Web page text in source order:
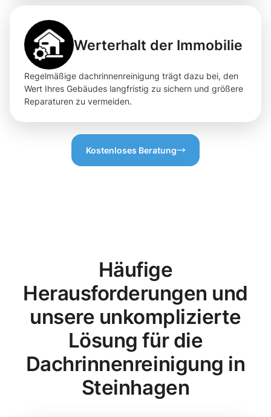
Werterhalt der Immobilie
Regelmäßige dachrinnenreinigung trägt dazu bei, den
Wert Ihres Gebäudes langfristig zu sichern und größere
Reparaturen zu vermeiden.
Kostenloses Beratung
Häufige
Herausforderungen und
unsere unkomplizierte
Lösung für die
Dachrinnenreinigung in
Steinhagen